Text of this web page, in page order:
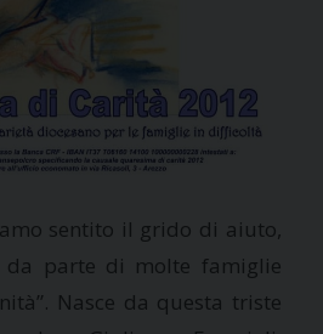
sentito il grido di aiuto,
da parte di molte famiglie
Nasce da questa triste